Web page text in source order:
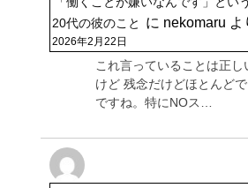
20代の彼のこと
に nekomaru よ
2026年2月22日
これ言っていることは正し
けど 残念だけどほとんど
ですね。特にNOス…